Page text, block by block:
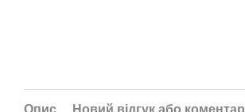
Опис Новий відгук або коментар